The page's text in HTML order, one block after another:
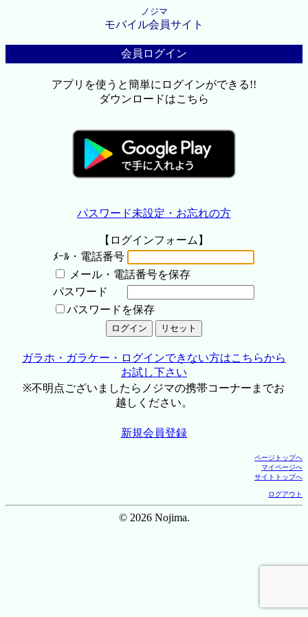
ノジマ
モバイル会員サイト
会員ログイン
アプリを使うと簡単にログインができる!!
ダウンロードはこちら
パスワード未設定・お忘れの方
【ログインフォーム】
ﾒｰﾙ・電話番号
メール・電話番号を保存
パスワード
パスワードを保存
ガラホ・ガラケー・ログインできない方はこちらから
お試し下さい
※不明点ございましたらノジマの携帯コーナーまでお
越しください。
新規会員登録
ページトップへ
マイページへ
サイトトップへ
ログアウト
© 2026 Nojima.